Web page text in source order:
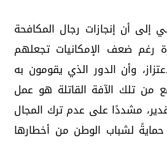
إلى أن إنجازات رجال المكافحة
رغم ضعف الإمكانيات تجعلهم
وأن الدور الذي يقومون به
من تلك الآفة القاتلة هو عمل
مشددًا على عدم ترك المجال
حمايةً لشباب الوطن من أخطارها